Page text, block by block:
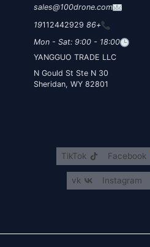
sales@100drone.com
+86 19
112442929
Mon - Sat: 9:00 - 18:00
YANGGUO TRADE LLC
30 N Gould St Ste N
Sheridan, WY 82801
Facebook
TikTok
Instagram
vk